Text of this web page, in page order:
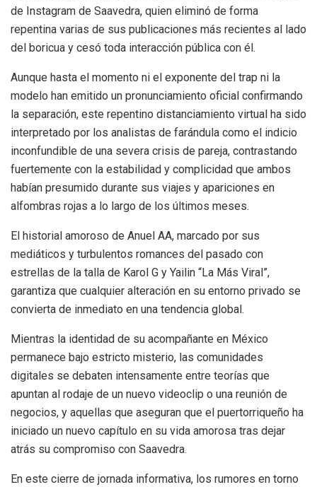
de Instagram de Saavedra, quien eliminó de forma
repentina varias de sus publicaciones más recientes al lado
del boricua y cesó toda interacción pública con él.
Aunque hasta el momento ni el exponente del trap ni la
modelo han emitido un pronunciamiento oficial confirmando
la separación, este repentino distanciamiento virtual ha sido
interpretado por los analistas de farándula como el indicio
inconfundible de una severa crisis de pareja, contrastando
fuertemente con la estabilidad y complicidad que ambos
habían presumido durante sus viajes y apariciones en
alfombras rojas a lo largo de los últimos meses.
El historial amoroso de Anuel AA, marcado por sus
mediáticos y turbulentos romances del pasado con
estrellas de la talla de Karol G y Yailin “La Más Viral”,
garantiza que cualquier alteración en su entorno privado se
convierta de inmediato en una tendencia global.
Mientras la identidad de su acompañante en México
permanece bajo estricto misterio, las comunidades
digitales se debaten intensamente entre teorías que
apuntan al rodaje de un nuevo videoclip o una reunión de
negocios, y aquellas que aseguran que el puertorriqueño ha
iniciado un nuevo capítulo en su vida amorosa tras dejar
atrás su compromiso con Saavedra.
En este cierre de jornada informativa, los rumores en torno